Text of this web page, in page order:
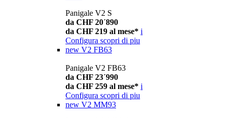
Panigale V2 S
da CHF 20´890
da CHF 219 al mese* i
Configura scopri di piu
new V2 FB63
Panigale V2 FB63
da CHF 23´990
da CHF 259 al mese* i
Configura scopri di piu
new V2 MM93